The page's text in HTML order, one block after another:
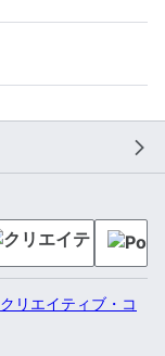
クリエイティブ・コ